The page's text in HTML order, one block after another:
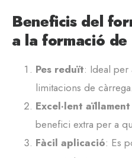
Beneficis del
a la formació
Pes reduït: Ideal per
limitacions de càrrega.
Excel·lent
benefici extra per a
Fàcil aplicació: Es